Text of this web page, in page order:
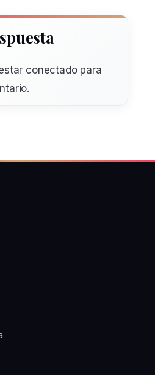
conectadopara